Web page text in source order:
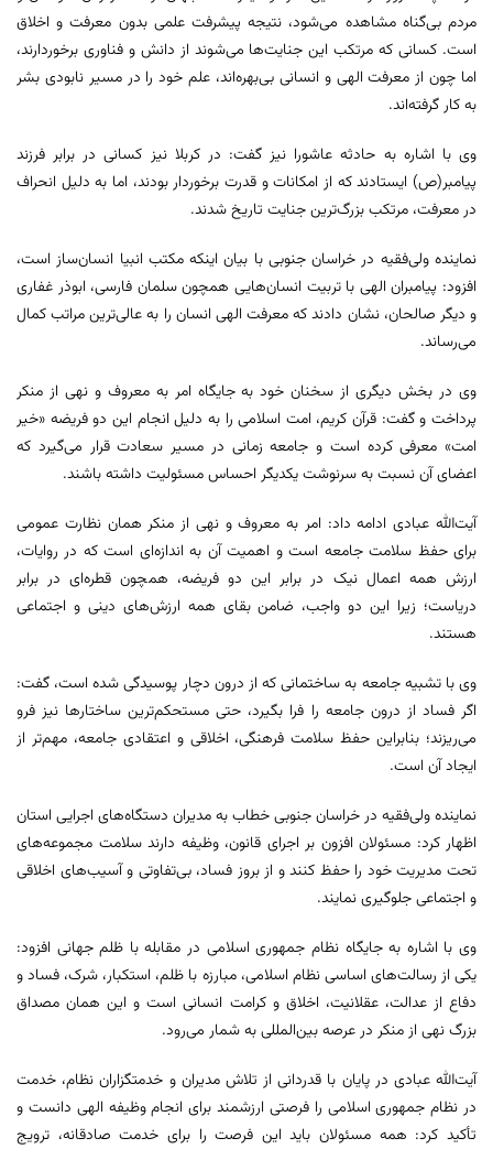
مردم بی‌گناه مشاهده می‌شود، نتیجه پیشرفت علمی بدون معرفت و اخلاق
است. کسانی که مرتکب این جنایت‌ها می‌شوند از دانش و فناوری برخوردارند،
اما چون از معرفت الهی و انسانی بی‌بهره‌اند، علم خود را در مسیر نابودی بشر
به کار گرفته‌اند.
وی با اشاره به حادثه عاشورا نیز گفت: در کربلا نیز کسانی در برابر فرزند
پیامبر(ص) ایستادند که از امکانات و قدرت برخوردار بودند، اما به دلیل انحراف
در معرفت، مرتکب بزرگ‌ترین جنایت تاریخ شدند.
نماینده ولی‌فقیه در خراسان جنوبی با بیان اینکه مکتب انبیا انسان‌ساز است،
افزود: پیامبران الهی با تربیت انسان‌هایی همچون سلمان فارسی، ابوذر غفاری
و دیگر صالحان، نشان دادند که معرفت الهی انسان را به عالی‌ترین مراتب کمال
می‌رساند.
وی در بخش دیگری از سخنان خود به جایگاه امر به معروف و نهی از منکر
پرداخت و گفت: قرآن کریم، امت اسلامی را به دلیل انجام این دو فریضه «خیر
امت» معرفی کرده است و جامعه زمانی در مسیر سعادت قرار می‌گیرد که
اعضای آن نسبت به سرنوشت یکدیگر احساس مسئولیت داشته باشند.
آیت‌الله عبادی ادامه داد: امر به معروف و نهی از منکر همان نظارت عمومی
برای حفظ سلامت جامعه است و اهمیت آن به اندازه‌ای است که در روایات،
ارزش همه اعمال نیک در برابر این دو فریضه، همچون قطره‌ای در برابر
دریاست؛ زیرا این دو واجب، ضامن بقای همه ارزش‌های دینی و اجتماعی
هستند.
وی با تشبیه جامعه به ساختمانی که از درون دچار پوسیدگی شده است، گفت:
اگر فساد از درون جامعه را فرا بگیرد، حتی مستحکم‌ترین ساختارها نیز فرو
می‌ریزند؛ بنابراین حفظ سلامت فرهنگی، اخلاقی و اعتقادی جامعه، مهم‌تر از
ایجاد آن است.
نماینده ولی‌فقیه در خراسان جنوبی خطاب به مدیران دستگاه‌های اجرایی استان
اظهار کرد: مسئولان افزون بر اجرای قانون، وظیفه دارند سلامت مجموعه‌های
تحت مدیریت خود را حفظ کنند و از بروز فساد، بی‌تفاوتی و آسیب‌های اخلاقی
و اجتماعی جلوگیری نمایند.
وی با اشاره به جایگاه نظام جمهوری اسلامی در مقابله با ظلم جهانی افزود:
یکی از رسالت‌های اساسی نظام اسلامی، مبارزه با ظلم، استکبار، شرک، فساد و
دفاع از عدالت، عقلانیت، اخلاق و کرامت انسانی است و این همان مصداق
بزرگ نهی از منکر در عرصه بین‌المللی به شمار می‌رود.
آیت‌الله عبادی در پایان با قدردانی از تلاش مدیران و خدمتگزاران نظام، خدمت
در نظام جمهوری اسلامی را فرصتی ارزشمند برای انجام وظیفه الهی دانست و
تأکید کرد: همه مسئولان باید این فرصت را برای خدمت صادقانه، ترویج